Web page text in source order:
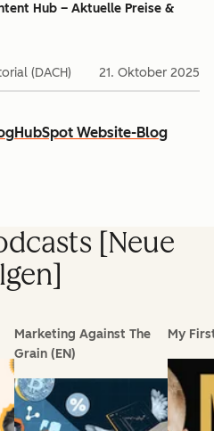
Hub – Aktuelle Preise &
(DACH) 21. Oktober 2025
HubSpot Website-Blog
[Neue
Marketing Against The
Grain (EN)
My